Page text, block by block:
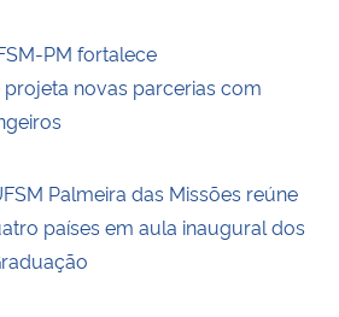
PM fortalece
novas parcerias com
Palmeira das Missões reúne
países em aula inaugural dos